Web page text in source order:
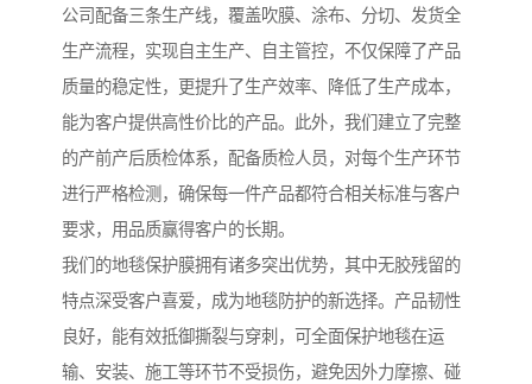
公司配备三条生产线，覆盖吹膜、涂布、分切、发货全
生产流程，实现自主生产、自主管控，不仅保障了产品
质量的稳定性，更提升了生产效率、降低了生产成本，
能为客户提供高性价比的产品。此外，我们建立了完整
的产前产后质检体系，配备质检人员，对每个生产环节
进行严格检测，确保每一件产品都符合相关标准与客户
要求，用品质赢得客户的长期。
我们的地毯保护膜拥有诸多突出优势，其中无胶残留的
特点深受客户喜爱，成为地毯防护的新选择。产品韧性
良好，能有效抵御撕裂与穿刺，可全面保护地毯在运
输、安装、施工等环节不受损伤，避免因外力摩擦、碰